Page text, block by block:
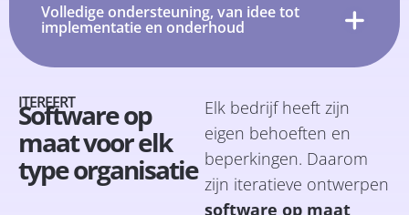
Volledige ondersteuning, van idee tot
implementatie en onderhoud
ITEREERT
Software op
maat voor elk
type organisatie
Elk bedrijf heeft zijn
eigen behoeften en
beperkingen. Daarom
zijn iteratieve ontwerpen
software op maat